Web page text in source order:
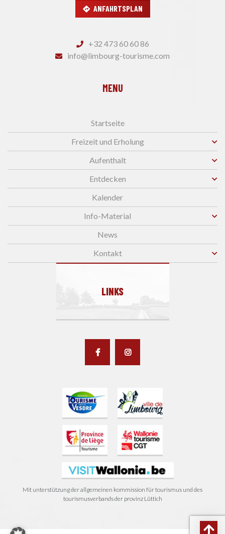
ANFAHRTSPLAN
+32 473 60 60 86
info@limbourg-tourisme.com
MENU
Startseite
Freizeit und Erholung
Aufenthalt
Entdecken
Kalender
Info-Material
News
Kontakt
LINKS
Mit unterstützung der allgemeinen kommission für tourismus und des
tourismusverbands der provinz Lüttich